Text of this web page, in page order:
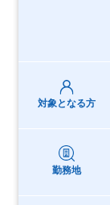
対象となる方
勤務地